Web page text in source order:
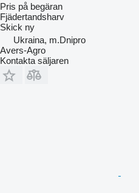
Pris på begäran
Fjädertandsharv
Skick ny
Ukraina, m.Dnipro
Avers-Agro
Kontakta säljaren